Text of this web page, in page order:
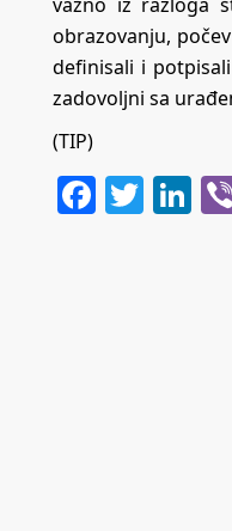
obrazovanju,
definisali i
zadovoljni sa
(TIP)